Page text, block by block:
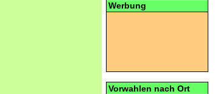
Werbung
Vorwahlen nach Ort